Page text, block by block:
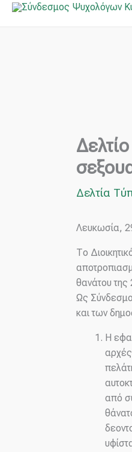
Μετάβαση
Δελτία
Λευκωσία,
Το
θανάτου
Ως
και των
Η
από